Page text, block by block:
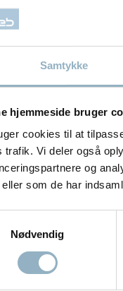
Samtykke
hjemmeside bruger
cookies til at
trafik. Vi deler også
og
som de har
Nødvendig
for alle
så godt, at kroppen
bygge VLP’en, så
sygdom, der skal laves
et farligt protein,
immunsystem med
helt ny metode til at
sig at være en
udtog de blodprøver